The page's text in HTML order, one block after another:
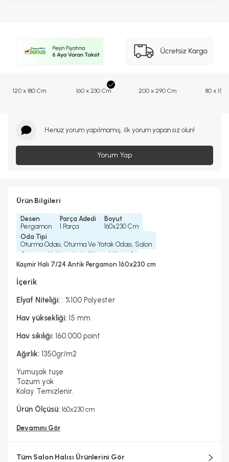
120 x 180 Cm 160 x 230 Cm 200 x 290 Cm 80 x 150
Henüz yorum yapılmamış, ilk yorum yapan siz olun!
Yorum Yap
Ürün Bilgileri
Desen
Pergamon
Parça Adedi
1 Parça
Boyut
160x230 Cm
Oda Tipi
Oturma Odası, Oturma Ve Yatak Odası, Salon
Çamaşır Makinesinde Yıkanabilir mi ?
Hayır
Hayır
Hayır
2 Yıl
3, 68
Kaşmir Halı 7/24 Antik Pergamon 160x230 cm
İçerik
Elyaf Niteliği: : %100 Polyester
Hav yüksekliği: 15 mm
Hav sıkılığı: 160.000 point
Ağırlık: 1350gr/m2
Yumuşak tuşe
Tozum yok
Kolay Temizlenir.
Ürün Ölçüsü: 160x230 cm
Devamını Gör
Tüm Salon Halısı Ürünlerini Gör